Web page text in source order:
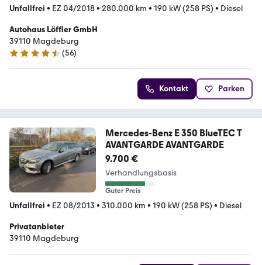
Unfallfrei • EZ 04/2018• 280.000 km • 190 kW (258 PS) • Diesel
Autohaus Löffler GmbH
39110 Magdeburg
4.4 Sterne
(56)
Kontakt Parken
Mercedes-Benz E 350 BlueTEC T
AVANTGARDE AVANTGARDE
9.700 €
Verhandlungsbasis
Guter Preis
Unfallfrei • EZ 08/2013 • 310.000 km • 190 kW (258 PS) • Diesel
Privatanbieter
39110 Magdeburg